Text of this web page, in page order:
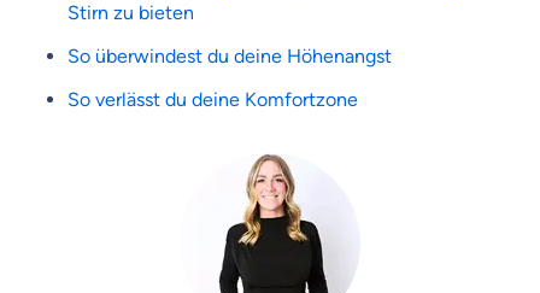
Stirn zu bieten
So überwindest du deine Höhenangst
So verlässt du deine Komfortzone